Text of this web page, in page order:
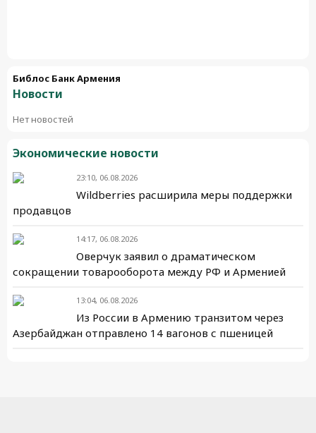
Библос Банк Армения
Новости
Нет новостей
Экономические новости
23:10, 06.08.2026
Wildberries расширила меры поддержки
продавцов
14:17, 06.08.2026
Оверчук заявил о драматическом
сокращении товарооборота между РФ и Арменией
13:04, 06.08.2026
Из России в Армению транзитом через
Азербайджан отправлено 14 вагонов с пшеницей